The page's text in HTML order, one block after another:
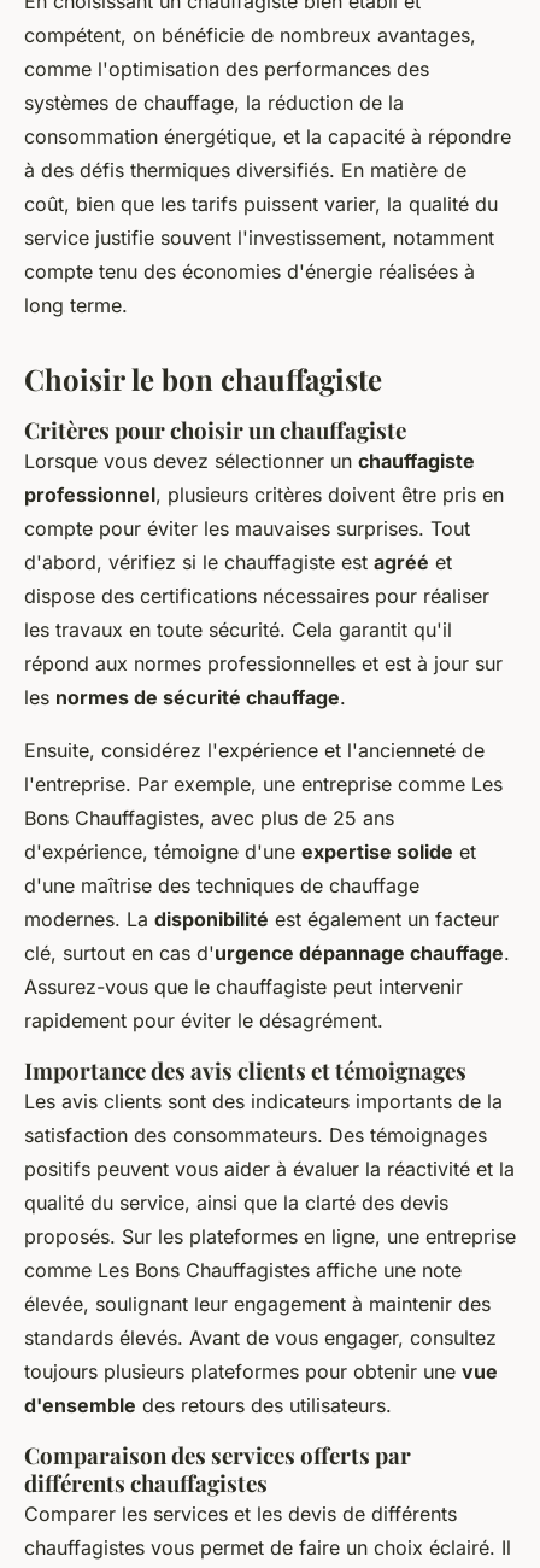
compétent, on bénéficie de nombreux avantages,
comme l'optimisation des performances des
systèmes de chauffage, la réduction de la
consommation énergétique, et la capacité à répondre
à des défis thermiques diversifiés. En matière de
coût, bien que les tarifs puissent varier, la qualité du
service justifie souvent l'investissement, notamment
compte tenu des économies d'énergie réalisées à
long terme.
Choisir le bon chauffagiste
Critères pour choisir un chauffagiste
Lorsque vous devez sélectionner un chauffagiste
professionnel, plusieurs critères doivent être pris en
compte pour éviter les mauvaises surprises. Tout
d'abord, vérifiez si le chauffagiste est agréé et
dispose des certifications nécessaires pour réaliser
les travaux en toute sécurité. Cela garantit qu'il
répond aux normes professionnelles et est à jour sur
les normes de sécurité chauffage.
Ensuite, considérez l'expérience et l'ancienneté de
l'entreprise. Par exemple, une entreprise comme Les
Bons Chauffagistes, avec plus de 25 ans
d'expérience, témoigne d'une expertise solide et
d'une maîtrise des techniques de chauffage
modernes. La disponibilité est également un facteur
clé, surtout en cas d'urgence dépannage chauffage.
Assurez-vous que le chauffagiste peut intervenir
rapidement pour éviter le désagrément.
Importance des avis clients et témoignages
Les avis clients sont des indicateurs importants de la
satisfaction des consommateurs. Des témoignages
positifs peuvent vous aider à évaluer la réactivité et la
qualité du service, ainsi que la clarté des devis
proposés. Sur les plateformes en ligne, une entreprise
comme Les Bons Chauffagistes affiche une note
élevée, soulignant leur engagement à maintenir des
standards élevés. Avant de vous engager, consultez
toujours plusieurs plateformes pour obtenir une vue
d'ensemble des retours des utilisateurs.
Comparaison des services offerts par
différents chauffagistes
Comparer les services et les devis de différents
chauffagistes vous permet de faire un choix éclairé. Il